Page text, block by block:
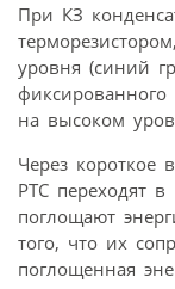
При КЗ
уровня (синий
фиксированного
на высоком
Через короткое
PTC переходят
поглощают
того, что их
поглощенная